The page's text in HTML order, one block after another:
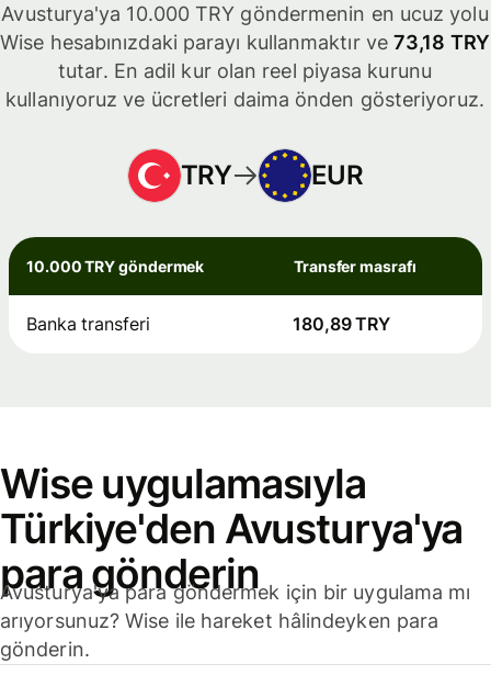
Avusturya'ya 10.000 TRY göndermenin en ucuz yolu
Wise hesabınızdaki parayı kullanmaktır ve 73,18 TRY
tutar. En adil kur olan reel piyasa kurunu
kullanıyoruz ve ücretleri daima önden gösteriyoruz.
TRY EUR
10.000 TRY göndermek Transfer masrafı
Banka transferi 180,89 TRY
Wise uygulamasıyla
Türkiye'den Avusturya'ya
para gönderin
Avusturya'ya para göndermek için bir uygulama mı
arıyorsunuz? Wise ile hareket hâlindeyken para
gönderin.